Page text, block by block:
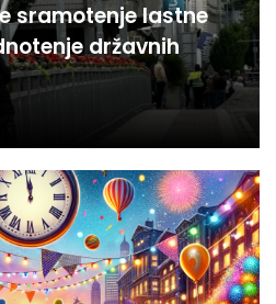
sramotenje lastne
državnih